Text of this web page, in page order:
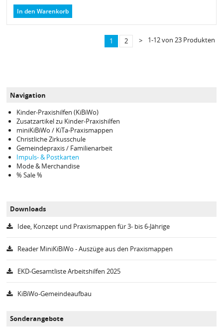
In den Warenkorb
1 2 > 1-12 von 23 Produkten
Navigation
Kinder-Praxishilfen (KiBiWo)
Zusatzartikel zu Kinder-Praxishilfen
miniKiBiWo / KiTa-Praxismappen
Christliche Zirkusschule
Gemeindepraxis / Familienarbeit
Impuls- & Postkarten
Mode & Merchandise
% Sale %
Downloads
Idee, Konzept und Praxismappen für 3- bis 6-Jährige
Reader MiniKiBiWo - Auszüge aus den Praxismappen
EKD-Gesamtliste Arbeitshilfen 2025
KiBiWo-Gemeindeaufbau
Sonderangebote